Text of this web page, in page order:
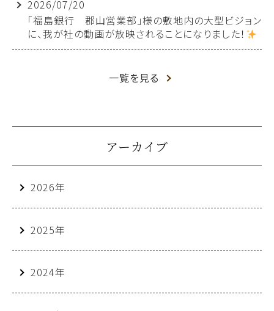
2026/07/20
「福島銀行 郡山営業部」様の敷地内の大型ビジョン
に、我が社の動画が放映されることになりました！
一覧を見る
アーカイブ
2026年
2025年
2024年